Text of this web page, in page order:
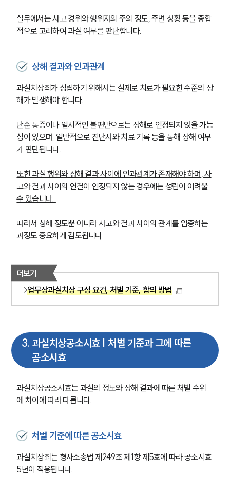
실무에서는 사고 경위와 행위자의 주의 정도, 주변 상황 등을 종합
적으로 고려하여 과실 여부를 판단합니다.
상해 결과와 인과관계
과실치상죄가 성립하기 위해서는 실제로 치료가 필요한 수준의 상
해가 발생해야 합니다.
단순 통증이나 일시적인 불편만으로는 상해로 인정되지 않을 가능
성이 있으며, 일반적으로 진단서와 치료 기록 등을 통해 상해 여부
가 판단됩니다.
또한 과실 행위와 상해 결과 사이에 인과관계가 존재해야 하며, 사
고와 결과 사이의 연결이 인정되지 않는 경우에는 성립이 어려울
수 있습니다.
따라서 상해 정도뿐 아니라 사고와 결과 사이의 관계를 입증하는
과정도 중요하게 검토됩니다.
더보기
업무상과실치상 구성 요건, 처벌 기준, 합의 방법
3. 과실치상공소시효 | 처벌 기준과 그에 따른
공소시효
과실치상공소시효는 과실의 정도와 상해 결과에 따른 처벌 수위
에 차이에 따라 다릅니다.
처벌 기준에 따른 공소시효
과실치상죄는 형사소송법 제249조 제1항 제5호에 따라 공소시효
5년이 적용됩니다.